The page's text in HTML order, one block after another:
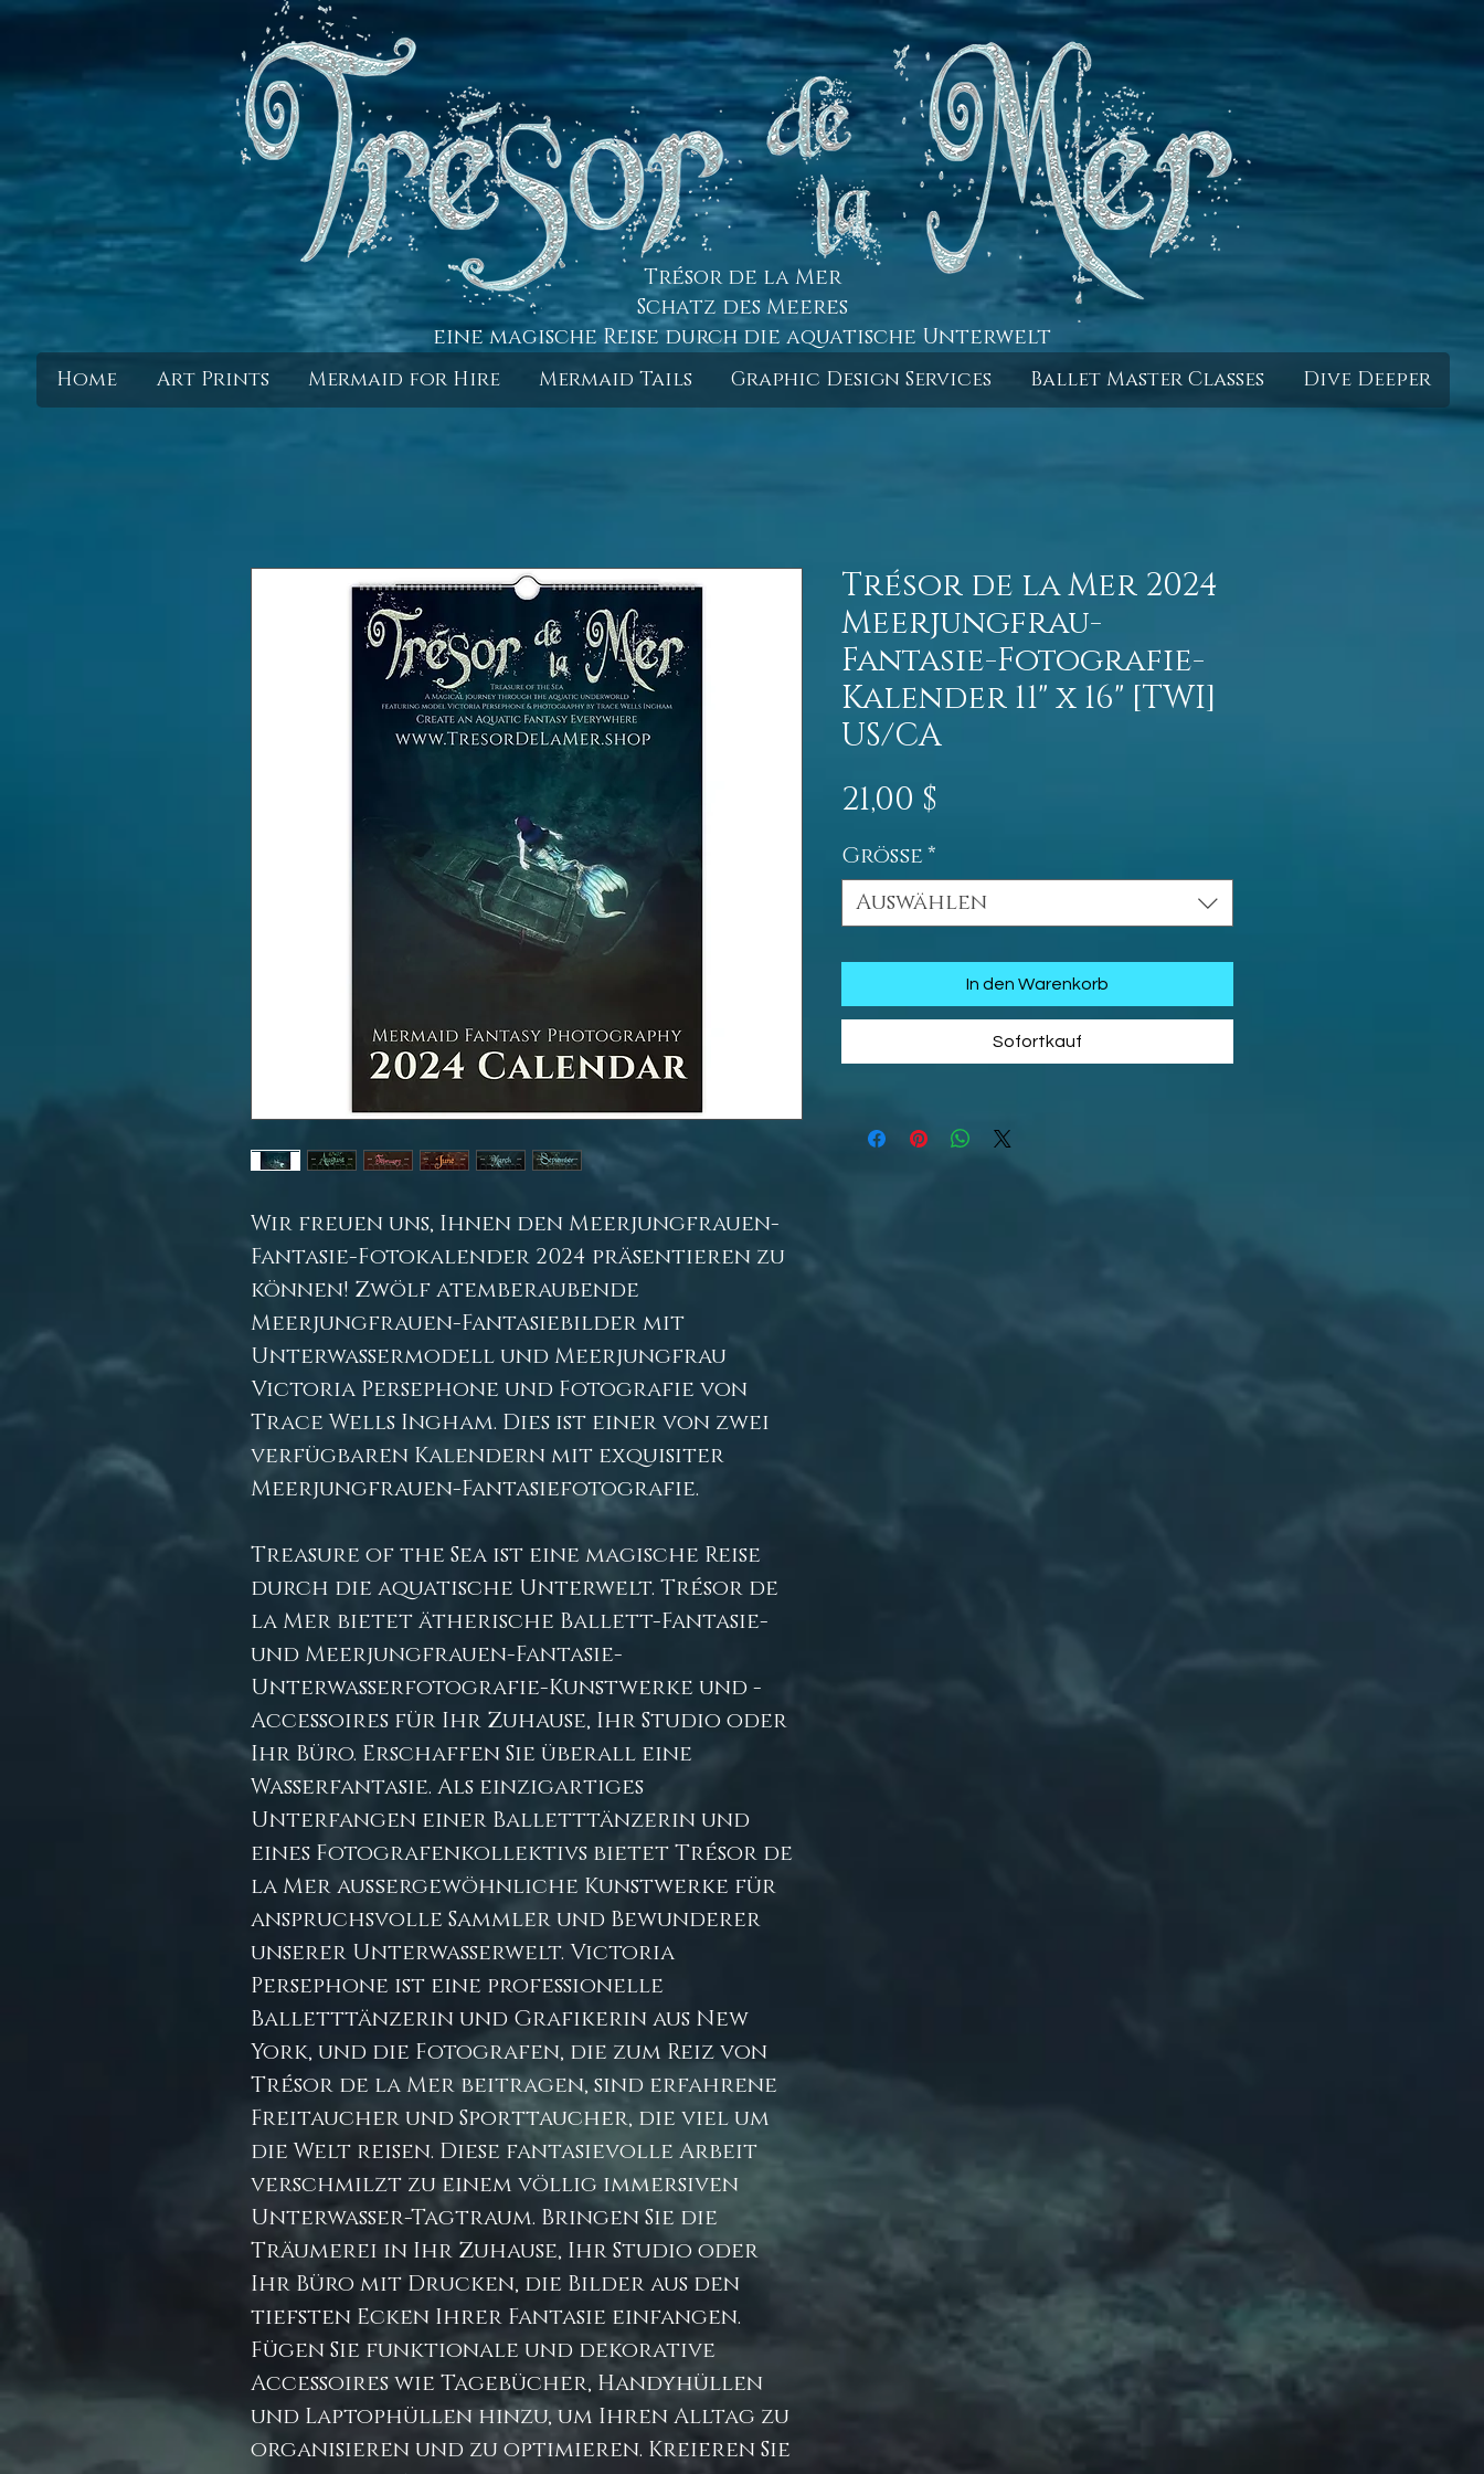
Trésor de la Mer
Schatz des Meeres
eine magische Reise durch die aquatische Unterwelt
Home Art Prints Mermaid for Hire Mermaid Tails Graphic Design Services Ballet Master Classes Dive Deeper
Wir freuen uns, Ihnen den Meerjungfrauen-
Fantasie-Fotokalender 2024 präsentieren zu
können! Zwölf atemberaubende
Meerjungfrauen-Fantasiebilder mit
Unterwassermodell und Meerjungfrau
Victoria Persephone und Fotografie von
Trace Wells Ingham. Dies ist einer von zwei
verfügbaren Kalendern mit exquisiter
Meerjungfrauen-Fantasiefotografie.
Treasure of the Sea ist eine magische Reise
durch die aquatische Unterwelt. Trésor de
la Mer bietet ätherische Ballett-Fantasie-
und Meerjungfrauen-Fantasie-
Unterwasserfotografie-Kunstwerke und -
Accessoires für Ihr Zuhause, Ihr Studio oder
Ihr Büro. Erschaffen Sie überall eine
Wasserfantasie. Als einzigartiges
Unterfangen einer Balletttänzerin und
eines Fotografenkollektivs bietet Trésor de
la Mer außergewöhnliche Kunstwerke für
anspruchsvolle Sammler und Bewunderer
unserer Unterwasserwelt. Victoria
Persephone ist eine professionelle
Balletttänzerin und Grafikerin aus New
York, und die Fotografen, die zum Reiz von
Trésor de la Mer beitragen, sind erfahrene
Freitaucher und Sporttaucher, die viel um
die Welt reisen. Diese fantasievolle Arbeit
verschmilzt zu einem völlig immersiven
Unterwasser-Tagtraum. Bringen Sie die
Träumerei in Ihr Zuhause, Ihr Studio oder
Ihr Büro mit Drucken, die Bilder aus den
tiefsten Ecken Ihrer Fantasie einfangen.
Fügen Sie funktionale und dekorative
Accessoires wie Tagebücher, Handyhüllen
und Laptophüllen hinzu, um Ihren Alltag zu
organisieren und zu optimieren. Kreieren Sie
Trésor de la Mer 2024
Meerjungfrau-
Fantasie-Fotografie-
Kalender 11" x 16" [TWI]
US/CA
21,00 $
Größe*
Auswählen
In den Warenkorb
Sofortkauf